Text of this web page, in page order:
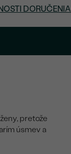
DORUČENIA
pretože
úsmev a